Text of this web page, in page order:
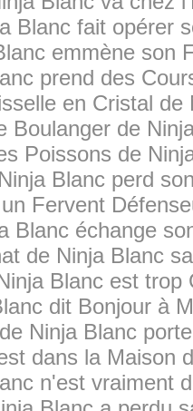
Blanc fait opérer
emmène son
prend des
en Cristal de
Boulanger de
Poissons de
Ninja Blanc perd
Fervent
Blanc échange
de Ninja Blanc
Blanc est trop
dit Bonjour à
Ninja Blanc
dans la Maison
n'est vraiment